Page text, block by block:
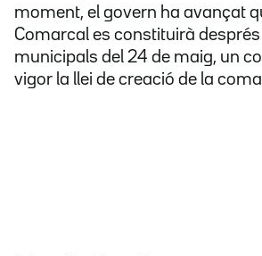
moment, el govern ha avançat
Comarcal es constituirà després
municipals del 24 de maig, un
vigor la llei de creació de la